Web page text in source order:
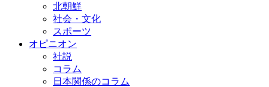
北朝鮮
社会・文化
スポーツ
オピニオン
社説
コラム
日本関係のコラム